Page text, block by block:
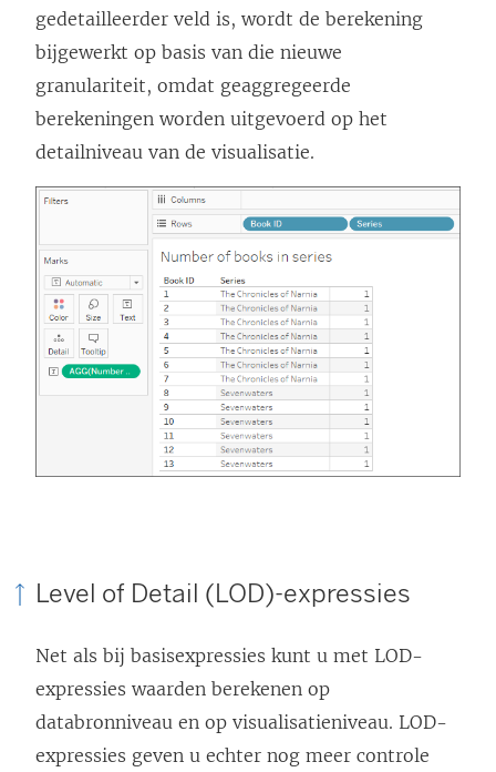
gedetailleerder veld is, wordt de berekening
bijgewerkt op basis van die nieuwe
granulariteit, omdat geaggregeerde
berekeningen worden uitgevoerd op het
detailniveau van de visualisatie.
Level of Detail (LOD)-expressies
Net als bij basisexpressies kunt u met LOD-
expressies waarden berekenen op
databronniveau en op visualisatieniveau. LOD-
expressies geven u echter nog meer controle